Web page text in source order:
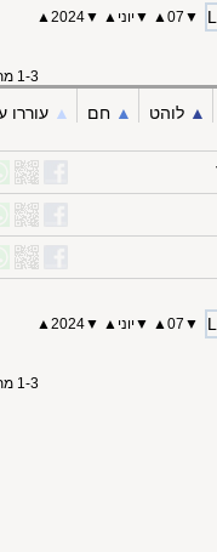
07
▲
▼יוני▲
▼
2024
▲
לוהט ▲︎ חם ▲︎ עוררו עניין
07
▲
▼יוני▲
▼
2024
▲